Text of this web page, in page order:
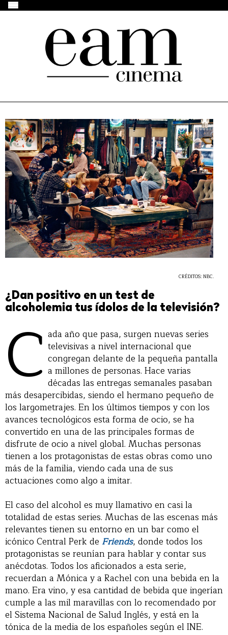
CRÉDITOS: NBC.
¿Dan positivo en un test de
alcoholemia tus ídolos de la televisión?
C ada año que pasa, surgen nuevas series
televisivas a nivel internacional que
congregan delante de la pequeña pantalla
a millones de personas. Hace varias
décadas las entregas semanales pasaban
más desapercibidas, siendo el hermano pequeño de
los largometrajes. En los últimos tiempos y con los
avances tecnológicos esta forma de ocio, se ha
convertido en una de las principales formas de
disfrute de ocio a nivel global. Muchas personas
tienen a los protagonistas de estas obras como uno
más de la familia, viendo cada una de sus
actuaciones como algo a imitar.
El caso del alcohol es muy llamativo en casi la
totalidad de estas series. Muchas de las escenas más
relevantes tienen su entorno en un bar como el
icónico Central Perk de Friends, donde todos los
protagonistas se reunían para hablar y contar sus
anécdotas. Todos los aficionados a esta serie,
recuerdan a Mónica y a Rachel con una bebida en la
mano. Era vino, y esa cantidad de bebida que ingerían
cumple a las mil maravillas con lo recomendado por
el Sistema Nacional de Salud Inglés, y está en la
tónica de la media de los españoles según el INE.